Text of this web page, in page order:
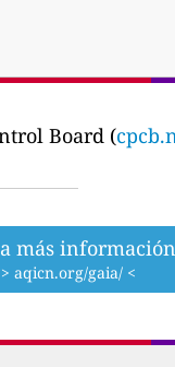
Board (
más
> aqicn.org/gaia/ <